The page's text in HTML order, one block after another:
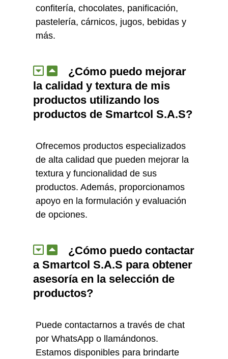
confitería, chocolates, panificación,
pastelería, cárnicos, jugos, bebidas y
más.
¿Cómo puedo mejorar
la calidad y textura de mis
productos utilizando los
productos de Smartcol S.A.S?
Ofrecemos productos especializados
de alta calidad que pueden mejorar la
textura y funcionalidad de sus
productos. Además, proporcionamos
apoyo en la formulación y evaluación
de opciones.
¿Cómo puedo contactar
a Smartcol S.A.S para obtener
asesoría en la selección de
productos?
Puede contactarnos a través de chat
por WhatsApp o llamándonos.
Estamos disponibles para brindarte